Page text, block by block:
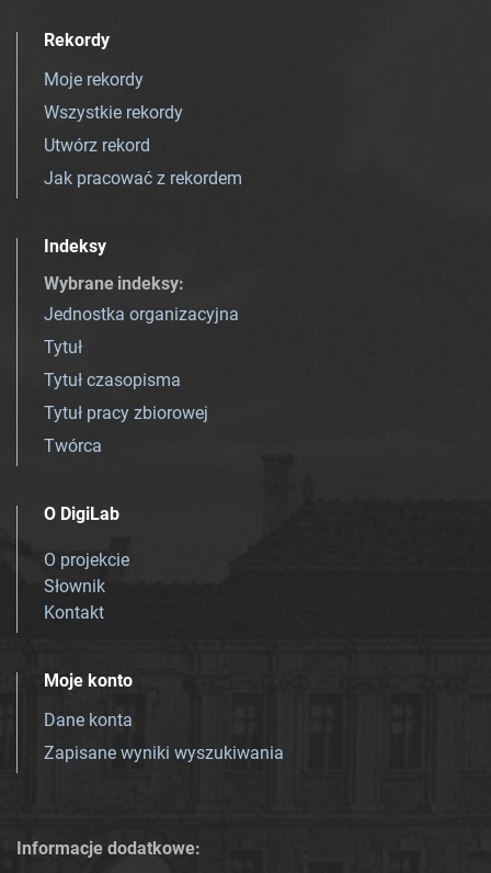
Rekordy
Moje rekordy
Wszystkie rekordy
Utwórz rekord
Jak pracować z rekordem
Indeksy
Wybrane indeksy:
Jednostka organizacyjna
Tytuł
Tytuł czasopisma
Tytuł pracy zbiorowej
Twórca
O DigiLab
O projekcie
Słownik
Kontakt
Moje konto
Dane konta
Zapisane wyniki wyszukiwania
Informacje dodatkowe: